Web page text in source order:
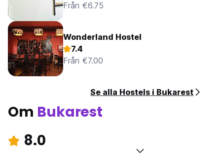
Från €6.75
Wonderland Hostel
7.4
Från €7.00
Se alla Hostels i Bukarest
Om Bukarest
8.0